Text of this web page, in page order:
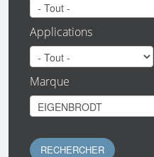
Applications
Marque